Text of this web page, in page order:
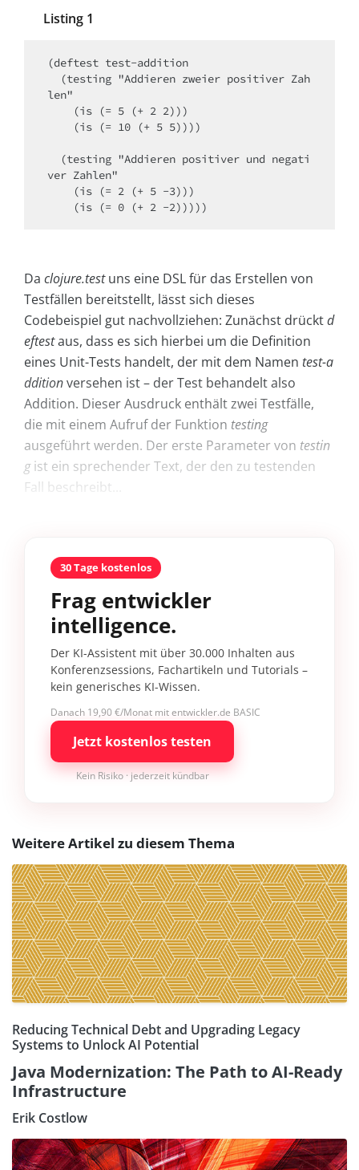
Listing 1
(deftest test-addition
len"
ver Zahlen"
    (is (= 0 (+ 2 -2)))))
Da clojure.testuns eine DSL für das Erstellen von
Testfällen bereitstellt, lässt sich dieses
Codebeispiel gut nachvollziehen: Zunächst drücktd
eftestaus, dass es sich hierbei um die Definition
eines Unit-Tests handelt, der mit dem Namen test-a
dditionversehen ist – der Test behandelt also
Addition. Dieser Ausdruck enthält zwei Testfälle,
die mit einem Aufruf der Funktion testing
ausgeführt werden. Der erste Parameter von testin
gist ein sprechender Text, der den zu testenden
Fall beschreibt...
30 Tage kostenlos
Frag entwickler
intelligence.
Der KI-Assistent mit über 30.000 Inhalten aus
Konferenzsessions, Fachartikeln und Tutorials –
kein generisches KI-Wissen.
Danach 19,90 €/Monat mit entwickler.de BASIC
Jetzt kostenlos testen
Kein Risiko · jederzeit kündbar
Weitere Artikel zu diesem Thema
Reducing Technical Debt and Upgrading Legacy
Systems to Unlock AI Potential
Java Modernization: The Path to AI-Ready
Infrastructure
Erik Costlow